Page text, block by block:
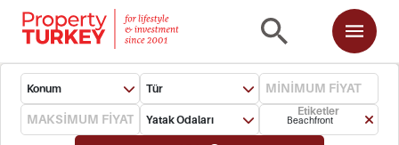
Konum Tür
Yatak Odaları
Etiketler
Beachfront